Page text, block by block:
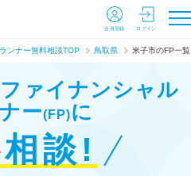
会員登録 ログイン
ンナー無料相談TOP 鳥取県 米子市のFP一覧
ファイナンシャル
ー(FP)に
相談!